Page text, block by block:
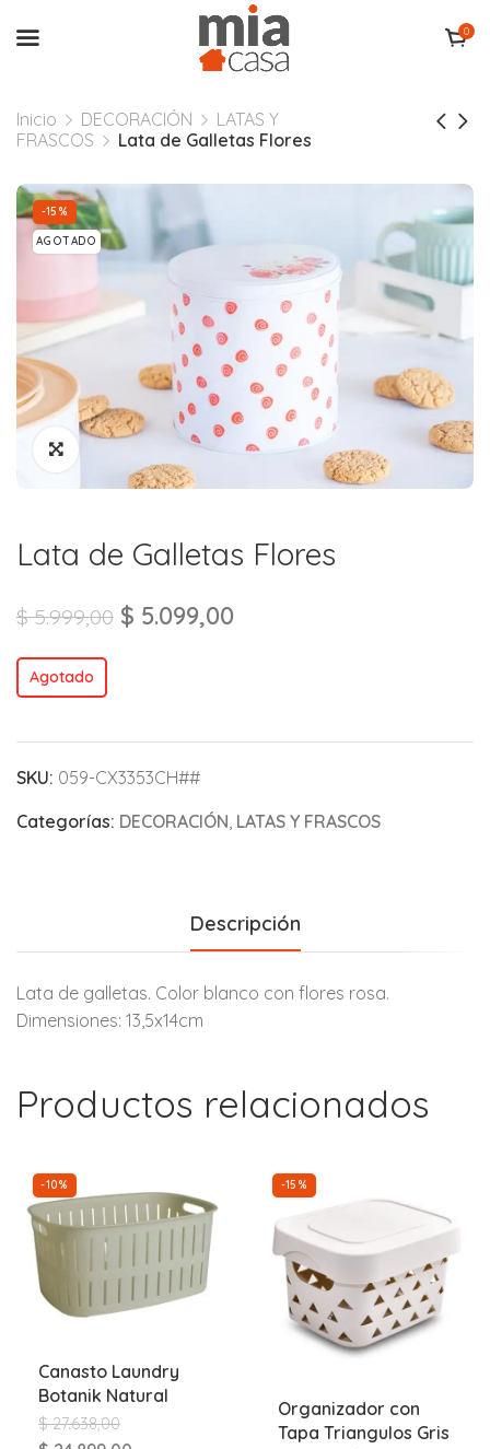
0
Inicio DECORACIÓN
LATAS Y
FRASCOS
Lata de Galletas Flores
-15%
AGOTADO
Lata de Galletas Flores
$5.999,00 $ 5.099,00
Agotado
SKU: 059-CX3353CH##
Categorías: DECORACIÓN, LATAS Y FRASCOS
Descripción
Lata de galletas. Color blanco con flores rosa.
Dimensiones: 13,5x14cm
Productos relacionados
-10%
Canasto Laundry
Botanik Natural
$27.638,00
-15%
Organizador con
Tapa Triangulos Gris